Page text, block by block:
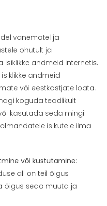
vanematel ja
ohutult ja
andmeid internetis.
andmeid
vői eestkostjate loata.
koguda teadlikult
kasutada seda mingil
isikutele ilma
või kustutamine:
all on teil õigus
õigus seda muuta ja